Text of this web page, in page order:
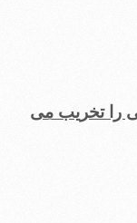
را تخریب می